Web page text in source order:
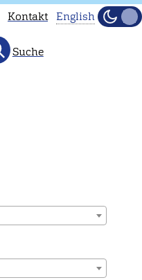
Kontakt
to
our
main
English
Hell
Suche